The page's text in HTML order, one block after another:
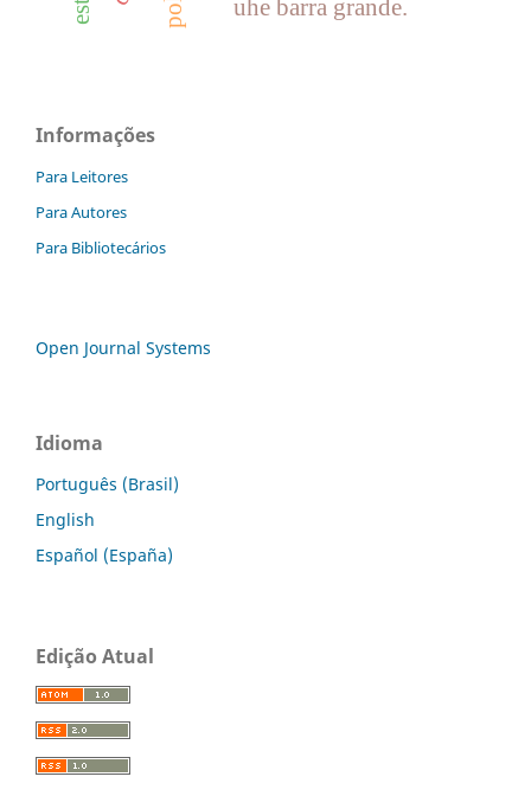
uhe barra grande.
Informações
Para Leitores
Para Autores
Para Bibliotecários
Open Journal Systems
Idioma
Português (Brasil)
English
Español (España)
Edição Atual